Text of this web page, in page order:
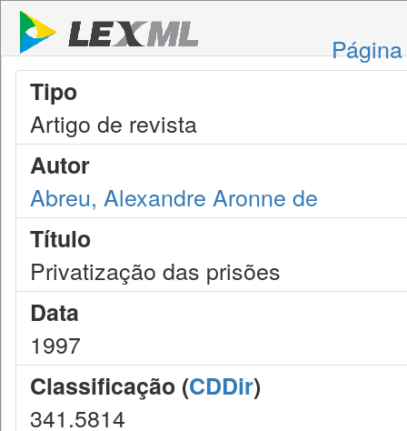
Tipo
Artigo de revista
Autor
Abreu, Alexandre Aronne de
Título
Privatização das prisões
Data
1997
Classificação (CDDir)
341.5814